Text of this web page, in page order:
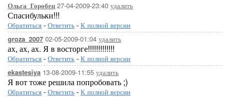
Ольга_Горобец 27-04-2009-23:40 удалить
Спасибульки!!!
Обратиться - Ответить - К полной версии
groza_2007 02-05-2009-01:04 удалить
ах, ах, ах. Я в восторге!!!!!!!!!!!!!
Обратиться - Ответить - К полной версии
ekastesiya 13-08-2009-11:55 удалить
Я вот тоже решила попробовать ;)
Обратиться - Ответить - К полной версии